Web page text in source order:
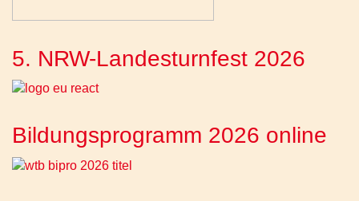
5. NRW-Landesturnfest 2026
Bildungsprogramm 2026 online